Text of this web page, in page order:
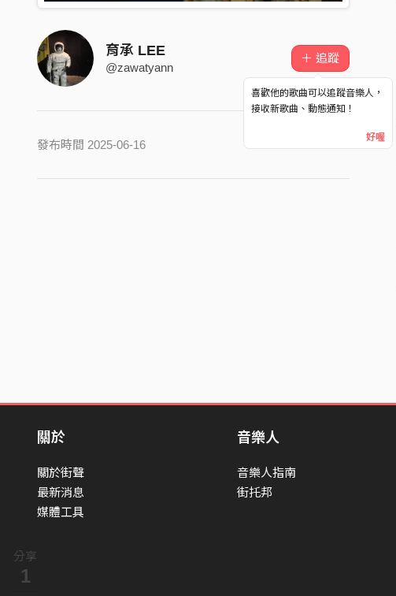
分享
1
育承 LEE
@zawatyann
＋ 追蹤
喜歡他的歌曲可以追蹤音樂人，
接收新歌曲、動態通知！
好喔
發布時間 2025-06-16
關於
關於街聲
最新消息
媒體工具
音樂人
音樂人指南
街托邦